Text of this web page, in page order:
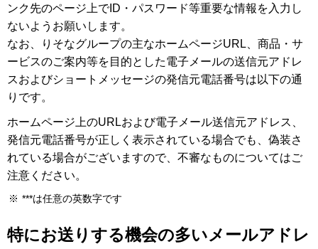
ンク先のページ上でID・パスワード等重要な情報を入力し
ないようお願いします。
なお、りそなグループの主なホームページURL、商品・サ
ービスのご案内等を目的とした電子メールの送信元アドレ
スおよびショートメッセージの発信元電話番号は以下の通
りです。
ホームページ上のURLおよび電子メール送信元アドレス、
発信元電話番号が正しく表示されている場合でも、偽装さ
れている場合がございますので、不審なものについてはご
注意ください。
※ ***は任意の英数字です
特にお送りする機会の多いメールアドレ